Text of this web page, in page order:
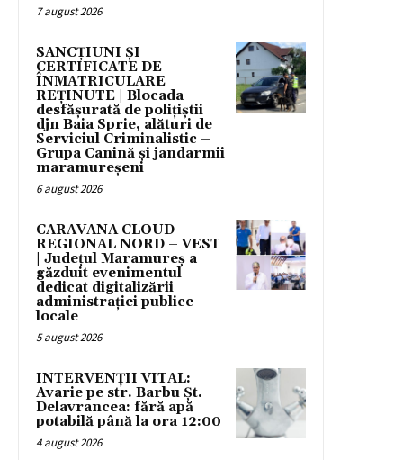
7 august 2026
SANCȚIUNI ȘI
CERTIFICATE DE
ÎNMATRICULARE
REȚINUTE | Blocada
desfășurată de polițiștii
djn Baia Sprie, alături de
Serviciul Criminalistic –
Grupa Canină și jandarmii
maramureșeni
6 august 2026
CARAVANA CLOUD
REGIONAL NORD – VEST
| Județul Maramureș a
găzduit evenimentul
dedicat digitalizării
administrației publice
locale
5 august 2026
INTERVENȚII VITAL:
Avarie pe str. Barbu Șt.
Delavrancea: fără apă
potabilă până la ora 12:00
4 august 2026